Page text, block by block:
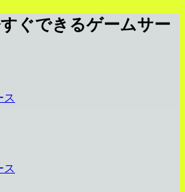
ぐできるゲームサー
ス
ス